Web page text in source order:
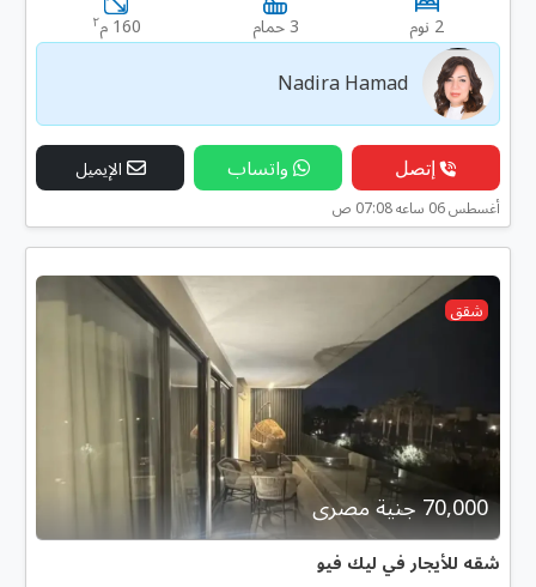
2 نوم 3 حمام 160 م ٢
Nadira Hamad
إتصل واتساب الإيميل
أغسطس 06 ساعه 07:08 ص
شقق
70,000 جنية مصرى
شقه للأيجار في ليك فيو